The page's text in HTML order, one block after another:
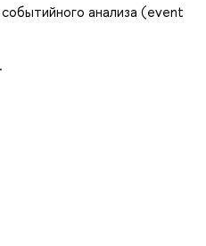
анализа (event